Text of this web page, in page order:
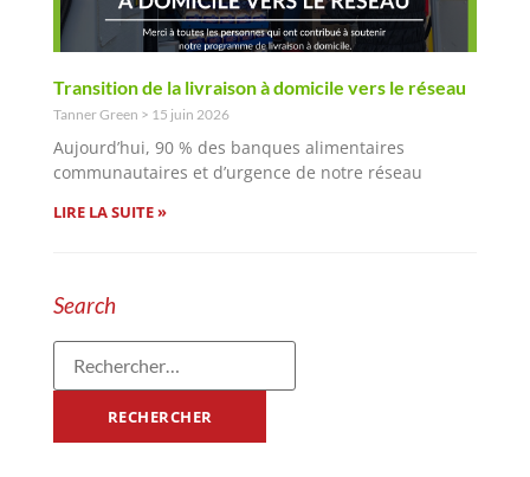
Transition de la livraison à domicile vers le réseau
Tanner Green 15 juin 2026
Aujourd’hui, 90 % des banques alimentaires
communautaires et d’urgence de notre réseau
LIRE LA SUITE »
Search